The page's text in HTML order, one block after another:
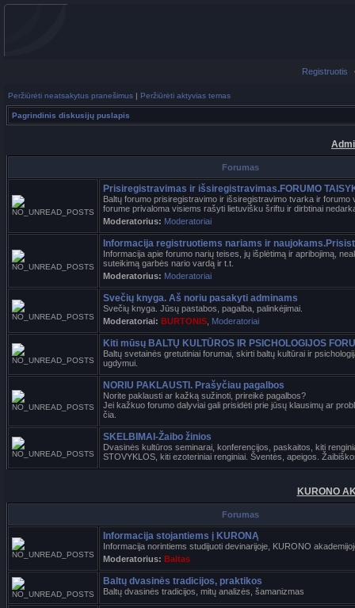
Registruotis
Peržiūrėti neatsakytus pranešimus | Peržiūrėti aktyvias temas
Pagrindinis diskusijų puslapis
Forumas
Prisiregistravimas ir išsiregistravimas.FORUMO
Baltų forumo prisiregistravimo ir išsiregistravimo tvarka ir forumo
forume privaloma visiems rašyti lietuvišku šriftu ir dirbtinai
Moderatorius: Moderatoriai
Informacija registruotiems nariams ir
Informacija apie forumo narių teises, jų išplėtimą ir apribojimą,
suteikimą garbės nario vardą ir t.t.
Moderatorius: Moderatoriai
Svečių knyga. Aš noriu pasakyti adminams
Svečių knyga. Jūsų pastabos, pagalba, palinkėjimai.
Moderatoriai: BURTONIS Moderatoriai
Kiti mūsų BALTŲ KULTŪROS IR PSICHOLOGIJOS
Baltų svetainės gretutiniai forumai, skirti baltų kultūrai ir
ugdymui.
NORIU PAKLAUSTI. Prašyčiau pagalbos
Norite paklausti ar kažką sužinoti, prireikė pagalbos?
Jei kažkuo forumo dalyviai gali prisidėti prie jūsų klausimų ar
čia.
SKELBIMAI-Žaibo žinios
Dvasinės kultūros seminarai, konferencijos, paskaitos, kiti
STOVYKLOS, kiti ezoteriniai renginiai. Šventės, apeigos.
KURONO
Forumas
Informacija stojantiems į KURONĄ
Informacija norintiems studijuoti devinarijoje, KURONO
Moderatorius: Baltas
Baltų dvasinės tradicijos, praktikos
Baltų dvasinės tradicijos, mitų analizės, šamanizmas